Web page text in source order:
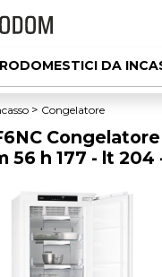
DA
LIBERA
SERVIZI AGGIUNTIVI
OUTLET
Congelatore
56 h 177 - lt 204